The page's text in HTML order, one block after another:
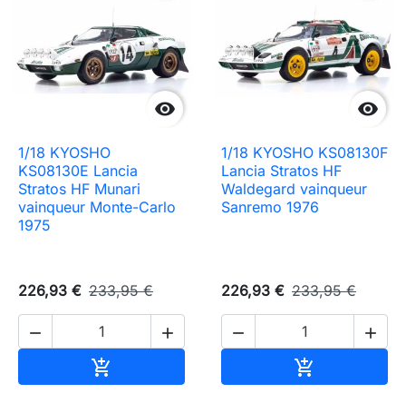

1/18 KYOSHO
KS08130E Lancia
Stratos HF Munari
vainqueur Monte-Carlo
1975
226,93 € 233,95 €
 


1/18 KYOSHO KS08130F
Lancia Stratos HF
Waldegard vainqueur
Sanremo 1976
226,93 € 233,95 €
 
